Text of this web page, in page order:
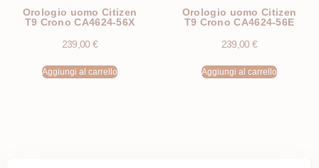
Orologio uomo Citizen
T9 Crono CA4624-56X
239,00 €
Aggiungi al carrello
Orologio uomo Citizen
T9 Crono CA4624-56E
239,00 €
Aggiungi al carrello